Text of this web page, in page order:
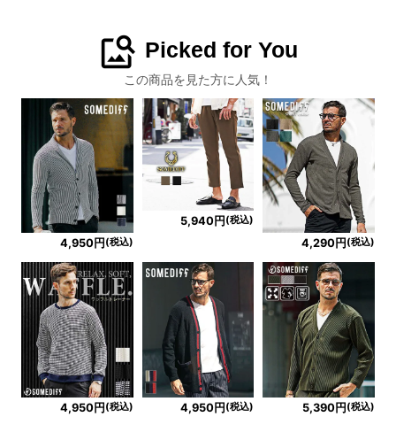
image_search Picked for You
この商品を見た方に人気！
4,950円 (税込)
5,940円 (税込)
4,290円 (税込)
4,950円(税込) 4,950円(税込) 5,390円(税込)